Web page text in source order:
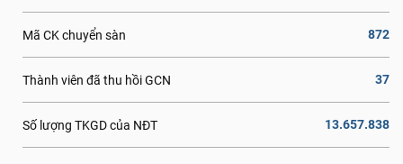
Mã CK chuyển sàn 872
Thành viên đã thu hồi GCN 37
Số lượng TKGD của NĐT 13.657.838